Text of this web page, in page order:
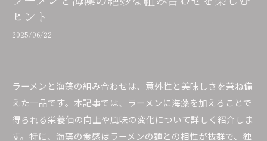
ヒント
2025/06/22
ラーメンと海藻の組み合わせは、意外性と美味しさを兼ね備
えた一品です。本記事では、ラーメンに海藻を加えることで
得られる栄養価の向上や風味の変化について詳しく紹介しま
す。特に、海藻の食感はラーメンの麺との相性が抜群で、独